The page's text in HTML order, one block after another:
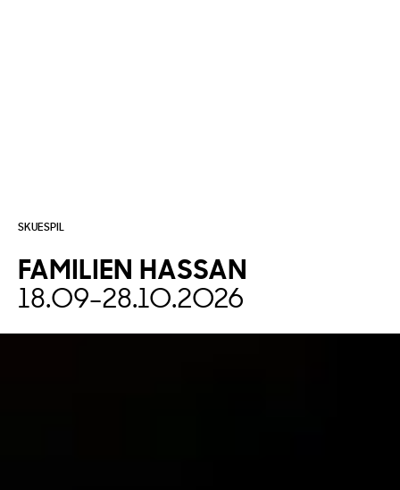
SKUESPIL
FAMILIEN
HASSAN
18.09-28.10.2026